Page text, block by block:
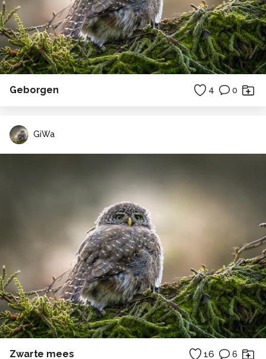
Geborgen 4 0
GiWa
Zwarte mees 16 6